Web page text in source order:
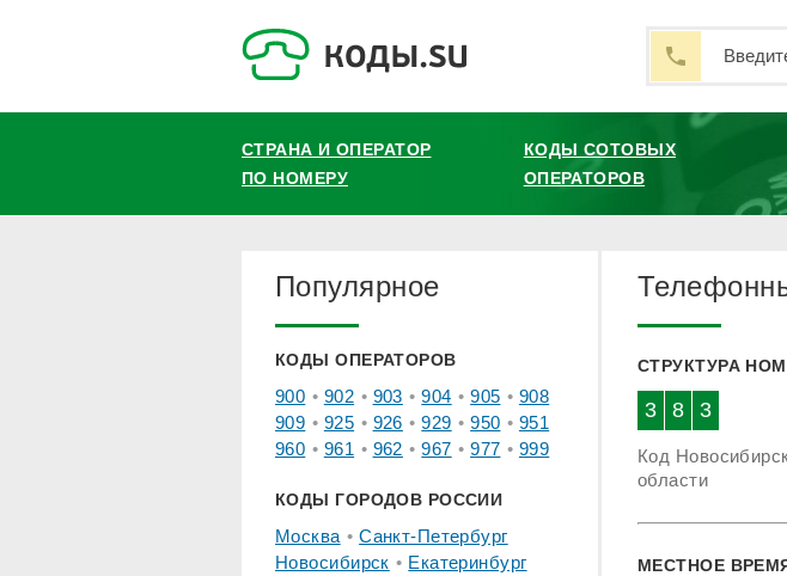
СТРАНА И ОПЕРАТОР
ПО НОМЕРУ
КОДЫ СОТОВЫХ
ОПЕРАТОРОВ
СТРУКТУРА
3 8 3
Код
области
МЕСТНОЕ
Популярное
КОДЫ ОПЕРАТОРОВ
900 902 903 904 905
908
909
925 926 929 950
951
960
961 962 967 977 999
КОДЫ ГОРОДОВ РОССИИ
Москва
Санкт-Петербург
Новосибирск
Екатеринбург